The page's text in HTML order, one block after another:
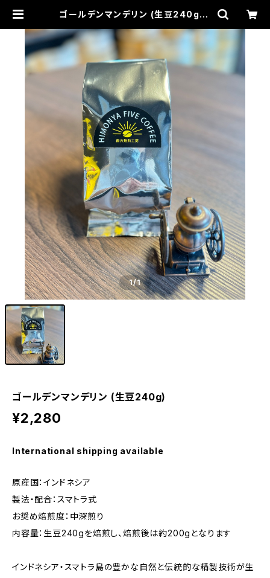
ゴールデンマンデリン (生豆240g) |
1/1
ゴールデンマンデリン (生豆240g)
¥2,280
International shipping available
原産国：インドネシア
製法・配合：スマトラ式
お奨め焙煎度：中深煎り
内容量：生豆240gを焙煎し、焙煎後は約200gとなります
インドネシア・スマトラ島の豊かな自然と伝統的な精製技術が生